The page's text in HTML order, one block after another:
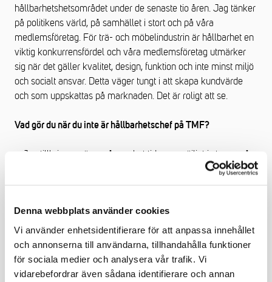
Denna webbplats använder cookies
Vi använder enhetsidentifierare för att anpassa innehållet
och annonserna till användarna, tillhandahålla funktioner
för sociala medier och analysera vår trafik. Vi
vidarebefordrar även sådana identifierare och annan
hållbarhetshetsområdet under de senaste tio åren. Jag tänker
på politikens värld, på samhället i stort och på våra
medlemsföretag. För trä- och möbelindustrin är hållbarhet en
viktig konkurrensfördel och våra medlemsföretag utmärker
sig när det gäller kvalitet, design, funktion och inte minst miljö
och socialt ansvar. Detta väger tungt i att skapa kundvärde
och som uppskattas på marknaden. Det är roligt att se.
Vad gör du när du inte är hållbarhetschef på TMF?
– Jag tillbringar gärna så mycket tid som möjligt i stugan på
Gotland tillsammans med familjen. Det är ett perfekt sätt att
ladda batterierna. Jag är även en passionerad
också beskriva mig som en notorisk grillmästare.
Grillsäsongen avslutas den 23 december och börjar igen på
nyårsdagen. Men blir man less på julmaten kan man alltid
tjuvgrilla lite under mellandagarna.